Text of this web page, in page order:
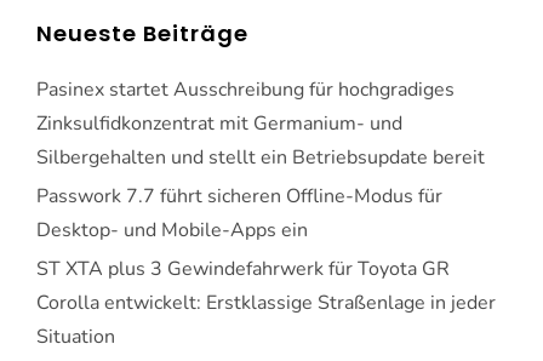
Neueste Beiträge
Pasinex startet Ausschreibung für hochgradiges
Zinksulfidkonzentrat mit Germanium- und
Silbergehalten und stellt ein Betriebsupdate bereit
Passwork 7.7 führt sicheren Offline-Modus für
Desktop- und Mobile-Apps ein
ST XTA plus 3 Gewindefahrwerk für Toyota GR
Corolla entwickelt: Erstklassige Straßenlage in jeder
Situation